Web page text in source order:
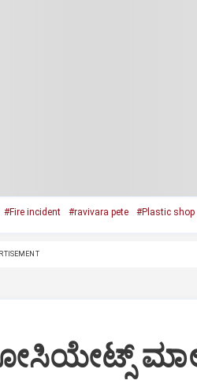
#Fire incident #ravivara pete #Plastic shop